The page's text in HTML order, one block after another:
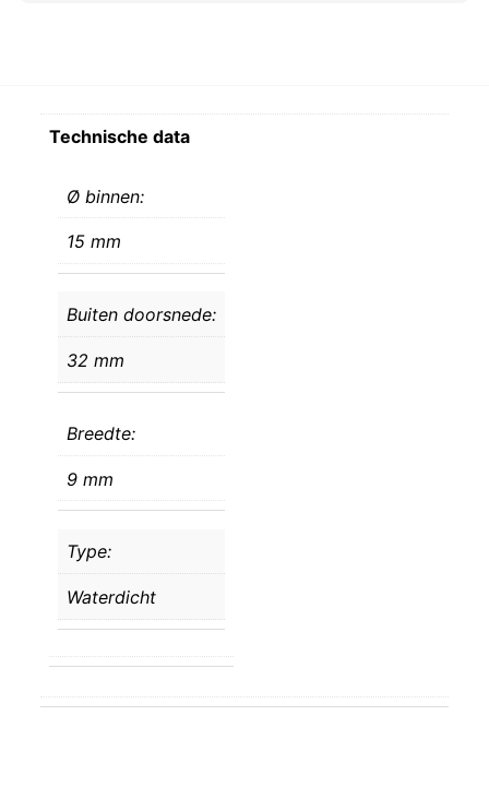
Technische data
Ø binnen:
15 mm
Buiten doorsnede:
32 mm
Breedte:
9 mm
Type:
Waterdicht